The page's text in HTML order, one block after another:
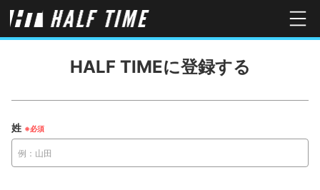
HALF TIMEに登録する
姓